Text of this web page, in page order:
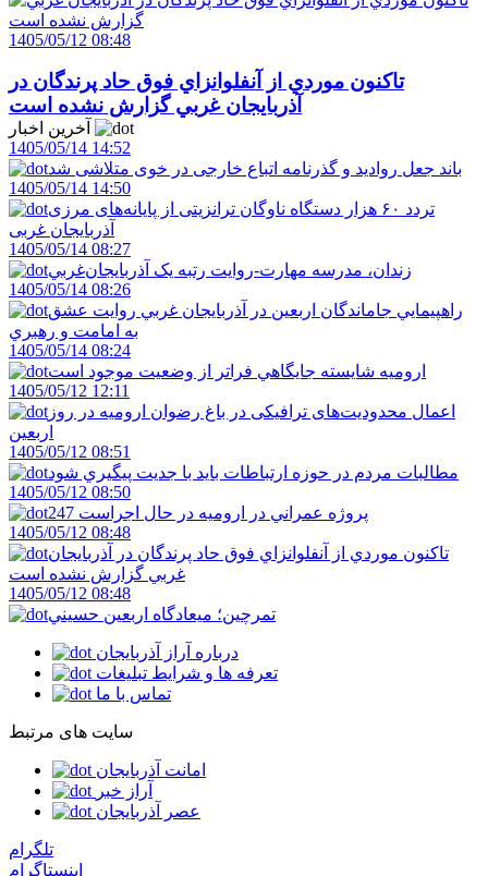
1405/05/12 08:48
تاکنون موردي از آنفلوانزاي فوق حاد پرندگان در
آذربايجان غربي گزارش نشده است
1405/05/14 14:52
باند جعل روادید و گذرنامه اتباع خارجی در خوی متلاشی شد
1405/05/14 14:50
تردد ۶۰ هزار دستگاه ناوگان ترانزیتی از پایانه‌های مرزی
آذربایجان ‌غربی
1405/05/14 08:27
زندان، مدرسه مهارت-روايت رتبه يک آذربايجان‌غربي
1405/05/14 08:26
راهپيمايي جاماندگان اربعين در آذربايجان غربي روايت عشق
به امامت و رهبري
1405/05/14 08:24
اروميه شايسته جايگاهي فراتر از وضعيت موجود است
1405/05/12 12:11
اعمال محدودیت‌های ترافیکی در باغ رضوان ارومیه در روز
اربعین
1405/05/12 08:51
مطالبات مردم در حوزه ارتباطات بايد با جديت پيگيري شود
1405/05/12 08:50
247 پروژه عمراني در اروميه در حال اجراست
1405/05/12 08:48
تاکنون موردي از آنفلوانزاي فوق حاد پرندگان در آذربايجان
غربي گزارش نشده است
1405/05/12 08:48
تمرچين؛ ميعادگاه اربعين حسيني
درباره آراز آذربایجان
تعرفه ها و شرایط تبلیغات
تماس با ما
سایت های مرتبط
امانت آذربایجان
آراز خبر
عصر آذربایجان
تلگرام
اینستاگرام